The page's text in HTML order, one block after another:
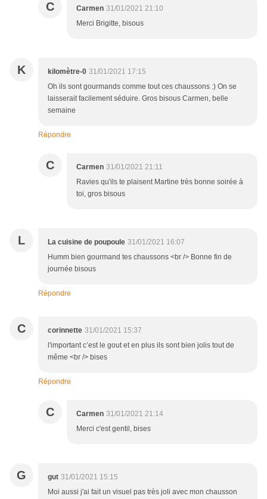
C Carmen 31/01/2021 21:10
Merci Brigitte, bisous
K kilomètre-0 31/01/2021 17:15
Oh ils sont gourmands comme tout ces chaussons :) On se
laisserait facilement séduire. Gros bisous Carmen, belle
semaine
Répondre
C Carmen 31/01/2021 21:11
Ravies qu'ils te plaisent Martine très bonne soirée à
toi, gros bisous
L La cuisine de poupoule 31/01/2021 16:07
Humm bien gourmand tes chaussons <br /> Bonne fin de
journée bisous
Répondre
C corinnette 31/01/2021 15:37
l'important c’est le gout et en plus ils sont bien jolis tout de
même <br /> bises
Répondre
C Carmen 31/01/2021 21:14
Merci c'est gentil, bises
G gut 31/01/2021 15:15
Moi aussi j'ai fait un visuel pas très joli avec mon chausson